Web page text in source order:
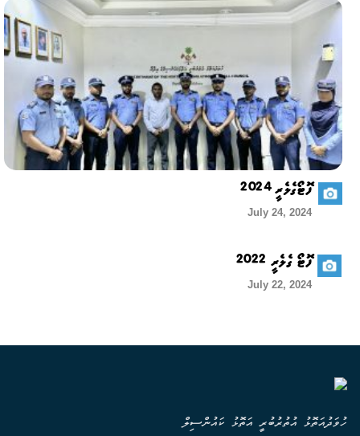
ފޮޓޯގެލެރީ 2024
July 24, 2024
ފޮޓޯ ގެލެރީ 2022
July 22, 2024
ހުވަދުއަތޮޅު އުތުރުބުރީ އަތޮޅު ކައުންސިލް